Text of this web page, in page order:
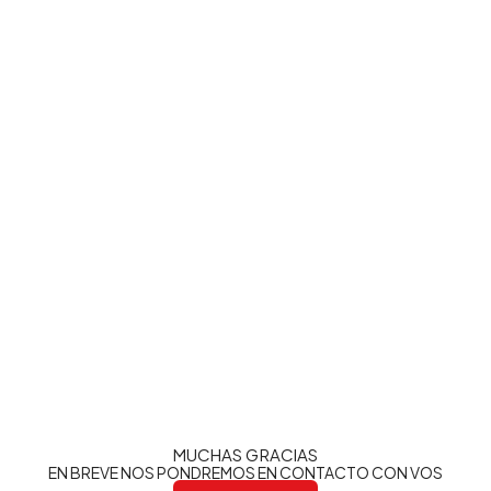
MUCHAS GRACIAS
EN BREVE NOS PONDREMOS EN CONTACTO CON VOS